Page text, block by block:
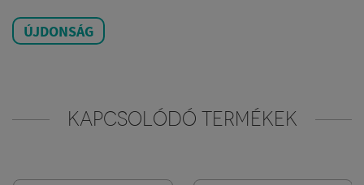
ÚJDONSÁG
KAPCSOLÓDÓ TERMÉKEK